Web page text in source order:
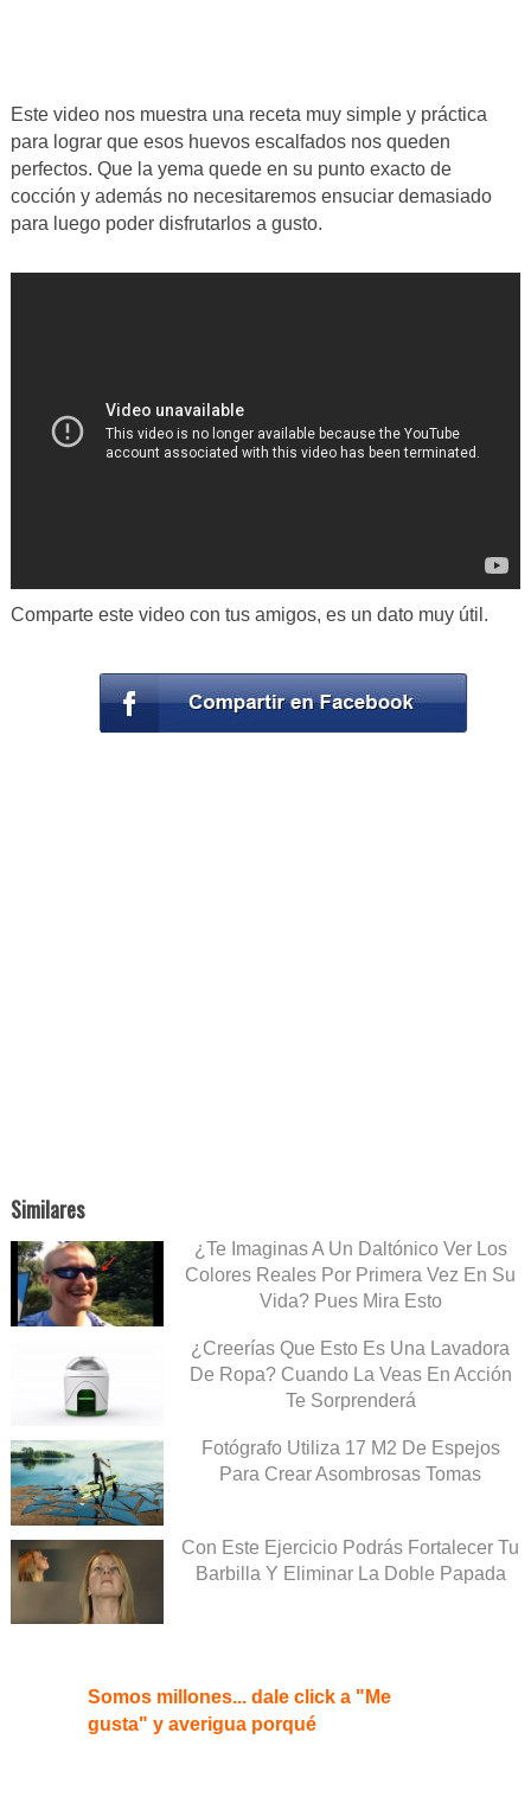
Este video nos muestra una receta muy simple y práctica
para lograr que esos huevos escalfados nos queden
perfectos. Que la yema quede en su punto exacto de
cocción y además no necesitaremos ensuciar demasiado
para luego poder disfrutarlos a gusto.
Comparte este video con tus amigos, es un dato muy útil.
Similares
¿Te Imaginas A Un Daltónico Ver Los
Colores Reales Por Primera Vez En Su
Vida? Pues Mira Esto
¿Creerías Que Esto Es Una Lavadora
De Ropa? Cuando La Veas En Acción
Te Sorprenderá
Fotógrafo Utiliza 17 M2 De Espejos
Para Crear Asombrosas Tomas
Con Este Ejercicio Podrás Fortalecer Tu
Barbilla Y Eliminar La Doble Papada
Somos millones... dale click a "Me
gusta" y averigua porqué